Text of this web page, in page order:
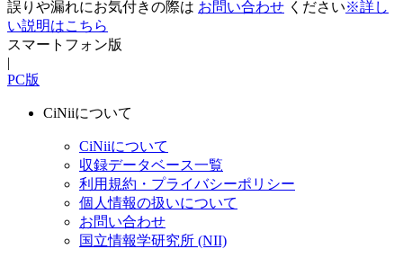
誤りや漏れにお気付きの際は お問い合わせ ください※詳し
い説明はこちら
スマートフォン版
|
PC版
CiNiiについて
CiNiiについて
収録データベース一覧
利用規約・プライバシーポリシー
個人情報の扱いについて
お問い合わせ
国立情報学研究所 (NII)